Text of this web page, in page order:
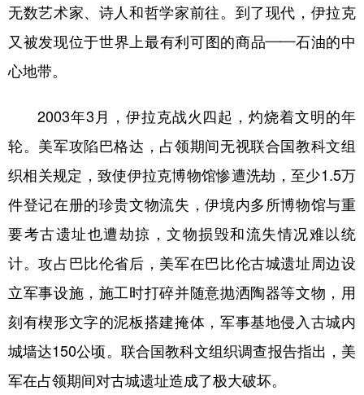
新疆 内蒙古 黑龙江
多语种频道
Español Français عربى
Русский язык 日本語 한국어
Deutsch Português
无数艺术家、诗人和哲学家前往。到了现代，伊拉克
又被发现位于世界上最有利可图的商品——石油的中
心地带。
2003年3月，伊拉克战火四起，灼烧着文明的年
轮。美军攻陷巴格达，占领期间无视联合国教科文组
织相关规定，致使伊拉克博物馆惨遭洗劫，至少1.5万
件登记在册的珍贵文物流失，伊境内多所博物馆与重
要考古遗址也遭劫掠，文物损毁和流失情况难以统
计。攻占巴比伦省后，美军在巴比伦古城遗址周边设
立军事设施，施工时打碎并随意抛洒陶器等文物，用
刻有楔形文字的泥板搭建掩体，军事基地侵入古城内
城墙达150公顷。联合国教科文组织调查报告指出，美
军在占领期间对古城遗址造成了极大破坏。